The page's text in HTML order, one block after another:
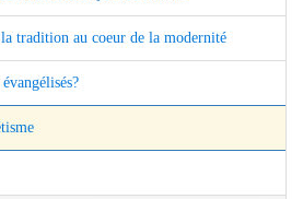
tradition au coeur de la modernité